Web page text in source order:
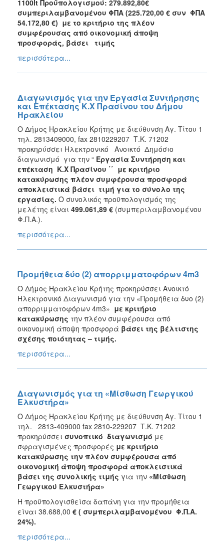
1100lt Προϋπολογισμού: 279.892,80€
συμπεριλαμβανομένου ΦΠΑ (225.720,00 € συν ΦΠΑ
54.172,80 €) με το κριτήριο της πλέον
συμφέρουσας από οικονομική άποψη
προσφοράς, βάσει τιμής
περισσότερα...
Διαγωνισμός για την Εργασία Συντήρησης
και Επέκτασης Κ.Χ Πρασίνου του Δήμου
Ηρακλείου
Ο Δήμος Ηρακλείου Κρήτης με διεύθυνση Αγ. Τίτου 1
τηλ. 2813409000, fax 2810229207 Τ.Κ. 71202
προκηρύσσει Ηλεκτρονικό Ανοικτό Δημόσιο
διαγωνισμό για την “ Εργασία Συντήρηση και
επέκταση Κ.Χ Πρασίνου ΄΄ με κριτήριο
κατακύρωσης πλέον συμφέρουσα προσφορά
αποκλειστικά βάσει τιμή για το σύνολο της
εργασίας. Ο συνολικός προϋπολογισμός της
μελέτης είναι 499.061,89 € (συμπεριλαμβανομένου
Φ.Π.Α.).
περισσότερα...
Προμήθεια δύο (2) απορριμματοφόρων 4m3
Ο Δήμος Ηρακλείου Κρήτης προκηρύσσει Ανοικτό
Ηλεκτρονικό Διαγωνισμό για την «Προμήθεια δυο (2)
απορριμματοφόρων 4m3» με κριτήριο
κατακύρωσης την πλέον συμφέρουσα από
οικονομική άποψη προσφορά βάσει της βέλτιστης
σχέσης ποιότητας – τιμής.
περισσότερα...
Διαγωνισμός για τη «Μίσθωση Γεωργικού
Ελκυστήρα»
Ο Δήμος Ηρακλείου Κρήτης με διεύθυνση Αγ. Τίτου 1
τηλ. 2813-409000 fax 2810-229207 Τ.Κ. 71202
προκηρύσσει συνοπτικό διαγωνισμό με
σφραγισμένες προσφορές με κριτήριο
κατακύρωσης την πλέον συμφέρουσα από
οικονομική άποψη προσφορά αποκλειστικά
βάσει της συνολικής τιμής για την «Μίσθωση
Γεωργικού Ελκυστήρα»
Η προϋπολογισθείσα δαπάνη για την προμήθεια
είναι 38.688,00 € ( συμπεριλαμβανομένου Φ.Π.Α.
24%).
περισσότερα...